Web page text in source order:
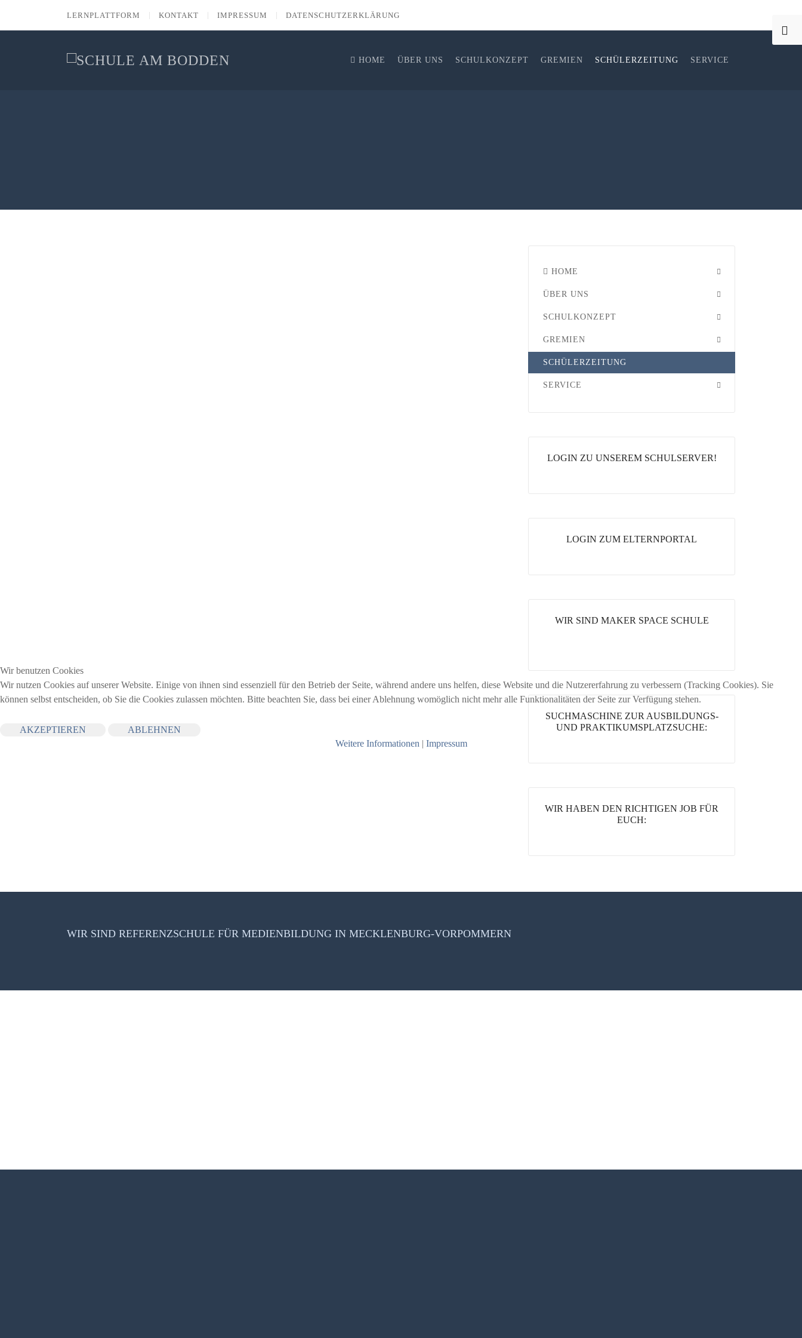
LERNPLATTFORM KONTAKT IMPRESSUM DATENSCHUTZERKLÄRUNG
HOME ÜBER UNS SCHULKONZEPT GREMIEN SCHÜLERZEITUNG SERVICE
HOME
ÜBER UNS
SCHULKONZEPT
GREMIEN
SCHÜLERZEITUNG
SERVICE
LOGIN ZU UNSEREM SCHULSERVER!
LOGIN ZUM ELTERNPORTAL
WIR SIND MAKER SPACE SCHULE
SUCHMASCHINE ZUR AUSBILDUNGS-
UND PRAKTIKUMSPLATZSUCHE:
WIR HABEN DEN RICHTIGEN JOB FÜR
EUCH:
WIR SIND REFERENZSCHULE FÜR MEDIENBILDUNG IN MECKLENBURG-VORPOMMERN
Wir benutzen Cookies
Wir nutzen Cookies auf unserer Website. Einige von ihnen sind essenziell für den Betrieb der Seite, während andere uns helfen, diese Website und die Nutzererfahrung zu verbessern (Tracking Cookies). Sie
können selbst entscheiden, ob Sie die Cookies zulassen möchten. Bitte beachten Sie, dass bei einer Ablehnung womöglich nicht mehr alle Funktionalitäten der Seite zur Verfügung stehen.
AKZEPTIEREN
ABLEHNEN
Weitere Informationen | Impressum